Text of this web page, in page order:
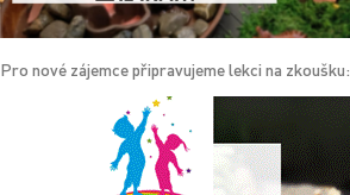
Pro nové zájemce připravujeme lekci na zkoušku: